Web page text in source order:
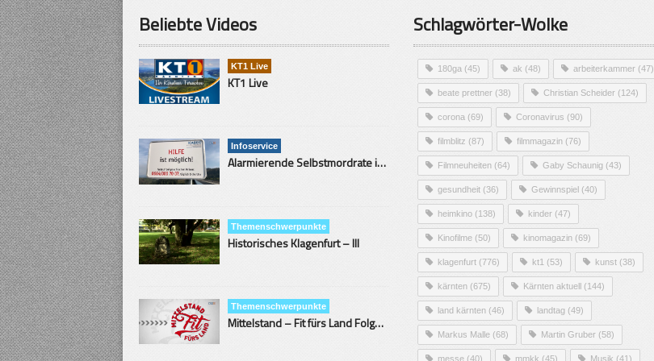
Beliebte Videos
KT1 Live
KT1 Live
Infoservice
Alarmierende Selbstmordrate in Kärnten
Themenschwerpunkte
Historisches Klagenfurt – III
Themenschwerpunkte
Mittelstand – Fit fürs Land Folge 9- Konditor
Schlagwörter-Wolke
180ga (45) ak (48) arbeiterkammer (47)
beate prettner (38) Christian Scheider (124)
corona (69) Coronavirus (90)
filmblitz (87) filmmagazin (76)
Filmneuheiten (64) Gaby Schaunig (43)
gesundheit (36) Gewinnspiel (40)
heimkino (138) kinder (47)
Kinofilme (50) kinomagazin (69)
klagenfurt (776) kt1 (53) kunst (38)
kärnten (675) Kärnten aktuell (144)
land kärnten (46) landtag (49)
Markus Malle (68) Martin Gruber (58)
messe (40) mmkk (45) Musik (41)